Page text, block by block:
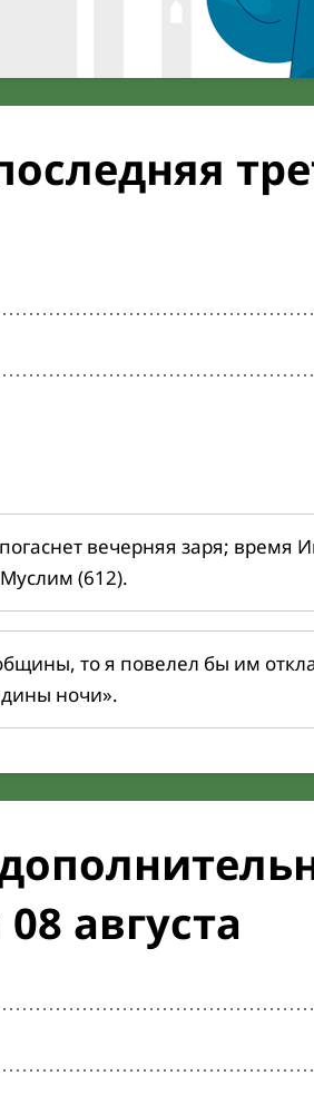
вечерняя заря; время
(612).
то я повелел бы им
ночи».
августа